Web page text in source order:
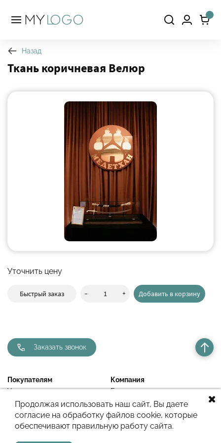
Назад
Ткань коричневая Велюр
Уточнить цену
Быстрый заказ - + Добавить в корзину
Покупателям
Условия
Политика
конфиденциальности
Недавно просмотренное
Компания
Блог
Контакты
Заказать звонок
Продолжая использовать наш сайт, Вы даете
согласие на обработку файлов cookie, которые
обеспечивают правильную работу сайта.